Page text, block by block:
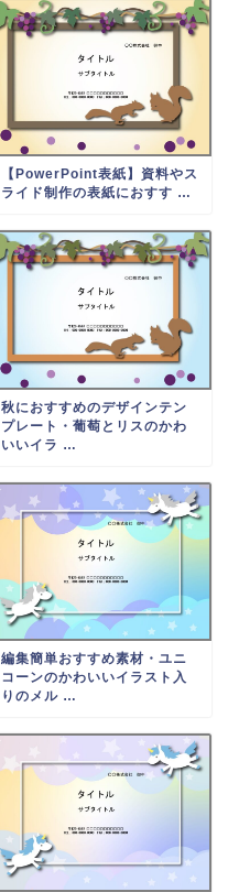
【PowerPoint表紙】資料やス
ライド制作の表紙におすす …
秋におすすめのデザインテン
プレート・葡萄とリスのかわ
いいイラ …
編集簡単おすすめ素材・ユニ
コーンのかわいいイラスト入
りのメル …